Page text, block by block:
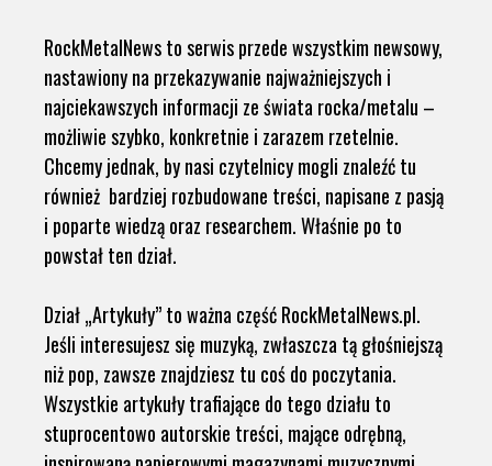
RockMetalNews to serwis przede wszystkim newsowy,
nastawiony na przekazywanie najważniejszych i
najciekawszych informacji ze świata rocka/metalu –
możliwie szybko, konkretnie i zarazem rzetelnie.
Chcemy jednak, by nasi czytelnicy mogli znaleźć tu
również bardziej rozbudowane treści, napisane z pasją
i poparte wiedzą oraz researchem. Właśnie po to
powstał ten dział.
Dział „Artykuły” to ważna część RockMetalNews.pl.
Jeśli interesujesz się muzyką, zwłaszcza tą głośniejszą
niż pop, zawsze znajdziesz tu coś do poczytania.
Wszystkie artykuły trafiające do tego działu to
stuprocentowo autorskie treści, mające odrębną,